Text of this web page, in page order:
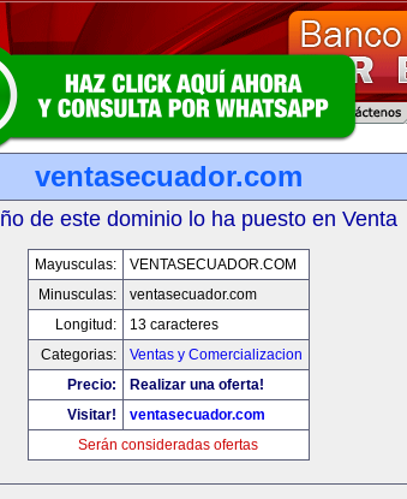
ventasecuador.com
de este dominio lo ha puesto en Venta
Mayusculas:
VENTASECUADOR.COM
Minusculas:
ventasecuador.com
Longitud:
13 caracteres
Categorias:
Ventas y Comercializacion
Precio:
Realizar una oferta!
Visitar!
ventasecuador.com
Serán consideradas ofertas